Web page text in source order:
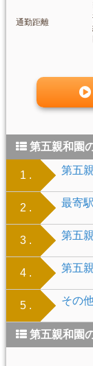
通勤距離
第五親和園
1 . 第五
2 . 最寄
3 . 第五
4 . 第五
5 . その
第五親和園